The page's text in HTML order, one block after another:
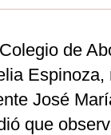
de
Espinoza,
José
que